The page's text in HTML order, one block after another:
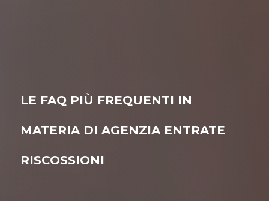
LE FAQ PIÙ FREQUENTI IN
MATERIA DI AGENZIA ENTRATE
RISCOSSIONI